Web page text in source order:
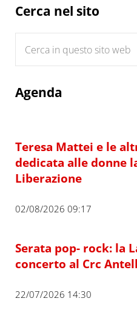
Sidebar
Cerca nel sito
Agenda
Teresa Mattei e le
dedicata alle donne
Liberazione
02/08/2026 09:17
Serata pop- rock: la
concerto al Crc
22/07/2026 14:30